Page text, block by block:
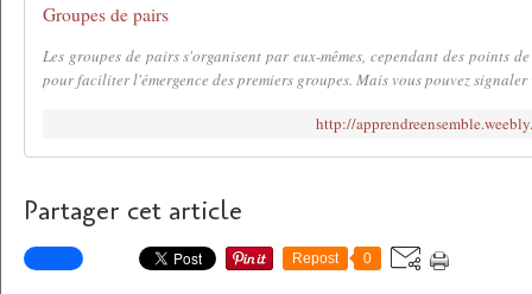
Groupes de pairs
Les groupes de pairs s'organisent par eux-mêmes, cependant des points
pour faciliter l'émergence des premiers groupes. Mais vous pouvez
http://
Partager cet article
Repost 0